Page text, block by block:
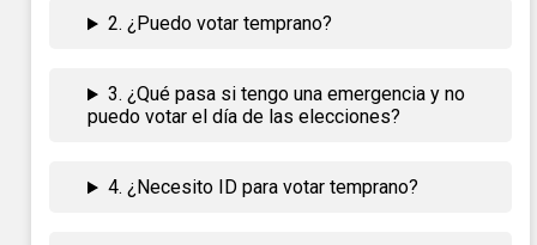
2. ¿Puedo votar temprano?
3. ¿Qué pasa si tengo una emergencia y no
puedo votar el día de las elecciones?
4. ¿Necesito ID para votar temprano?